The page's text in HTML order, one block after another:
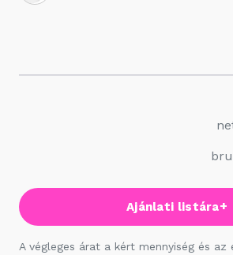
Ajánlati listára+
A végleges árat a kért mennyiség és az